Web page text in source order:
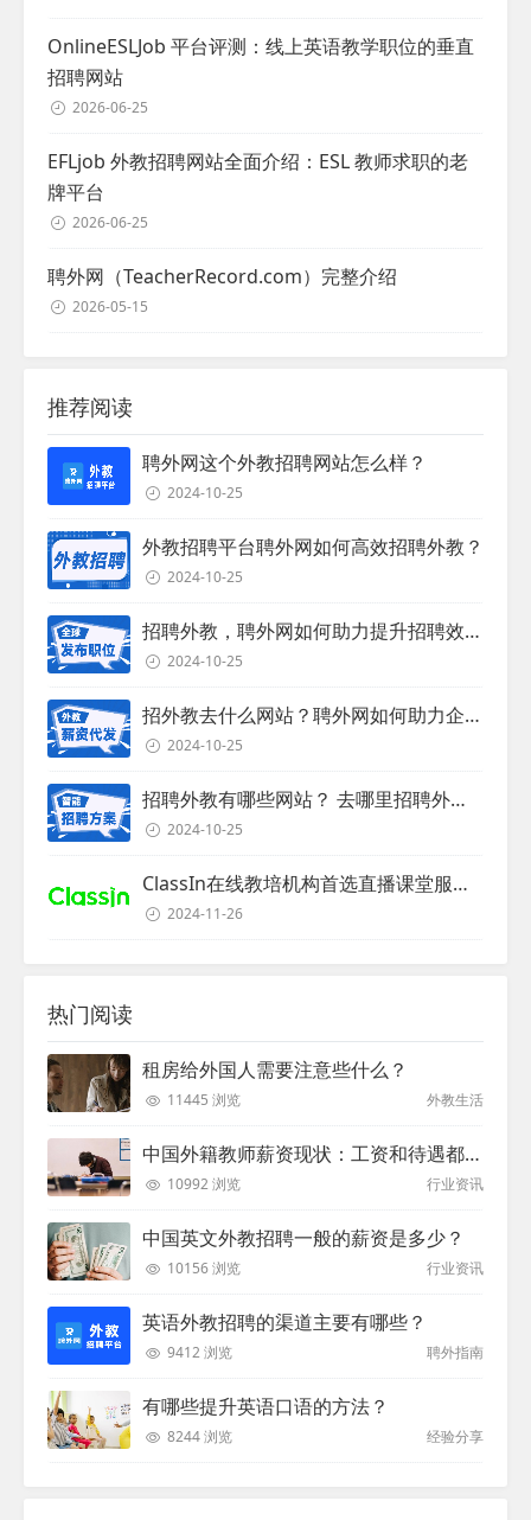
OnlineESLJob 平台评测：线上英语教学职位的垂直
招聘网站
2026-06-25
EFLjob 外教招聘网站全面介绍：ESL 教师求职的老
牌平台
2026-06-25
聘外网（TeacherRecord.com）完整介绍
2026-05-15
推荐阅读
聘外网这个外教招聘网站怎么样？
2024-10-25
外教招聘平台聘外网如何高效招聘外教？
2024-10-25
招聘外教，聘外网如何助力提升招聘效率？
2024-10-25
招外教去什么网站？聘外网如何助力企业外教招聘
2024-10-25
招聘外教有哪些网站？ 去哪里招聘外教？
2024-10-25
ClassIn在线教培机构首选直播课堂服务商
2024-11-26
热门阅读
租房给外国人需要注意些什么？
11445 浏览 外教生活
中国外籍教师薪资现状：工资和待遇都非常高
10992 浏览 行业资讯
中国英文外教招聘一般的薪资是多少？
10156 浏览 行业资讯
英语外教招聘的渠道主要有哪些？
9412 浏览 聘外指南
有哪些提升英语口语的方法？
8244 浏览 经验分享